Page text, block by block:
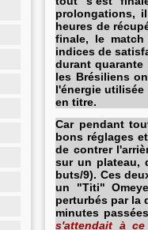
prolongations,
heures de
finale, le match
indices de
durant quarante
les Brésiliens
l'énergie
en titre.
Car pendant
bons réglages
de contrer
sur un plateau,
buts/9). Ces
un "Titi"
perturbés par la
minutes
s'attendait à